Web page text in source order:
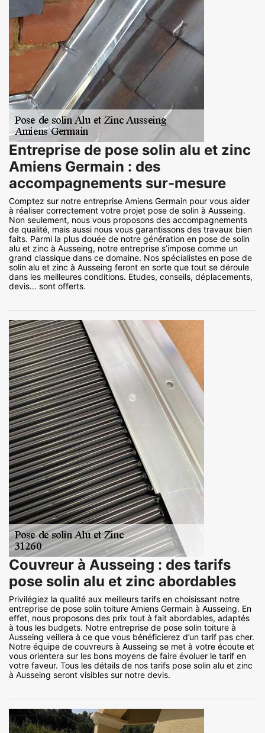
Entreprise de pose solin alu et zinc
Amiens Germain : des
accompagnements sur-mesure
Comptez sur notre entreprise Amiens Germain pour vous aider
à réaliser correctement votre projet pose de solin à Ausseing.
Non seulement, nous vous proposons des accompagnements
de qualité, mais aussi nous vous garantissons des travaux bien
faits. Parmi la plus douée de notre génération en pose de solin
alu et zinc à Ausseing, notre entreprise s’impose comme un
grand classique dans ce domaine. Nos spécialistes en pose de
solin alu et zinc à Ausseing feront en sorte que tout se déroule
dans les meilleures conditions. Etudes, conseils, déplacements,
devis… sont offerts.
Couvreur à Ausseing : des tarifs
pose solin alu et zinc abordables
Privilégiez la qualité aux meilleurs tarifs en choisissant notre
entreprise de pose solin toiture Amiens Germain à Ausseing. En
effet, nous proposons des prix tout à fait abordables, adaptés
à tous les budgets. Notre entreprise de pose solin toiture à
Ausseing veillera à ce que vous bénéficierez d’un tarif pas cher.
Notre équipe de couvreurs à Ausseing se met à votre écoute et
vous orientera sur les bons moyens de faire évoluer le tarif en
votre faveur. Tous les détails de nos tarifs pose solin alu et zinc
à Ausseing seront visibles sur notre devis.